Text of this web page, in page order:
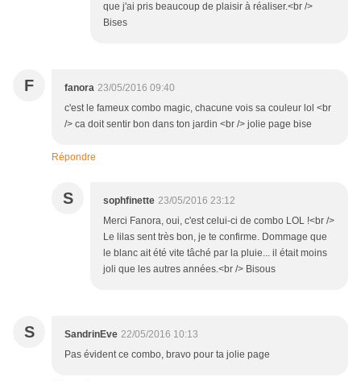
que j'ai pris beaucoup de plaisir à réaliser.<br />
Bises
F fanora 23/05/2016 09:40
c'est le fameux combo magic, chacune vois sa couleur lol <br
/> ca doit sentir bon dans ton jardin <br /> jolie page bise
Répondre
S sophfinette 23/05/2016 23:12
Merci Fanora, oui, c'est celui-ci de combo LOL !<br />
Le lilas sent très bon, je te confirme. Dommage que
le blanc ait été vite tâché par la pluie... il était moins
joli que les autres années.<br /> Bisous
S SandrinEve 22/05/2016 10:13
Pas évident ce combo, bravo pour ta jolie page